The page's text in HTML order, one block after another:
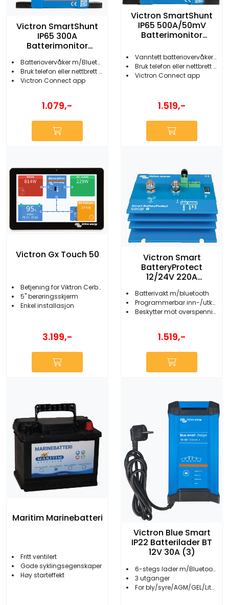
Victron SmartShunt
IP65 300A
Batterimonitor
m/Bluetooth
Batteriovervåker m/Bluetooth IP65
Bruk telefon eller nettbrett som skjerm
Victron Connect app
1.079,-
Victron SmartShunt
IP65 500A/50mV
Batterimonitor
Vanntett batteriovervåker m/Bluetooth
Bruk telefon eller nettbrett som skjerm
Victron Connect app
1.519,-
Victron Gx Touch 50
Betjening for Viktron Cerbo GX
5'' berøringsskjerm
Enkel installasjon
3.199,-
Victron Smart
BatteryProtect
12/24V 220A
m/Bluetooth
Batterivakt m/bluetooth
Programmerbar inn-/utkobling
Beskytter mot overspenning
1.519,-
Maritim Marinebatteri
Fritt ventilert
Gode syklingsegenskaper
Høy starteffekt
Victron Blue Smart
IP22 Batterilader BT
12V 30A (3)
6-stegs lader m/Bluetooth
3 utganger
For bly/syre/AGM/GEL/Lithium batterier